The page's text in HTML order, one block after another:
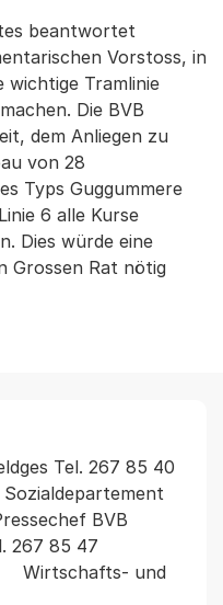
beantwortet
Vorstoss, in
wichtige Tramlinie
Die BVB
dem Anliegen zu
von 28
Typs Guggummere
6 alle Kurse
Dies würde eine
Grossen Rat nötig
Tel. 267 85 40
BVB
267 85 47
Wirtschafts- und